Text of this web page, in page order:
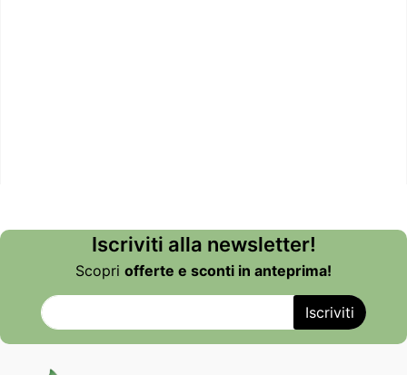
Iscriviti alla newsletter!
Scopri offerte e sconti in anteprima!